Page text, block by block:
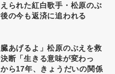
られた紅白歌手・松原のぶ
の今も返済に追われる
臓あげるよ」松原のぶえを救
断「生きる意味が変わっ
ら17年、きょうだいの関係